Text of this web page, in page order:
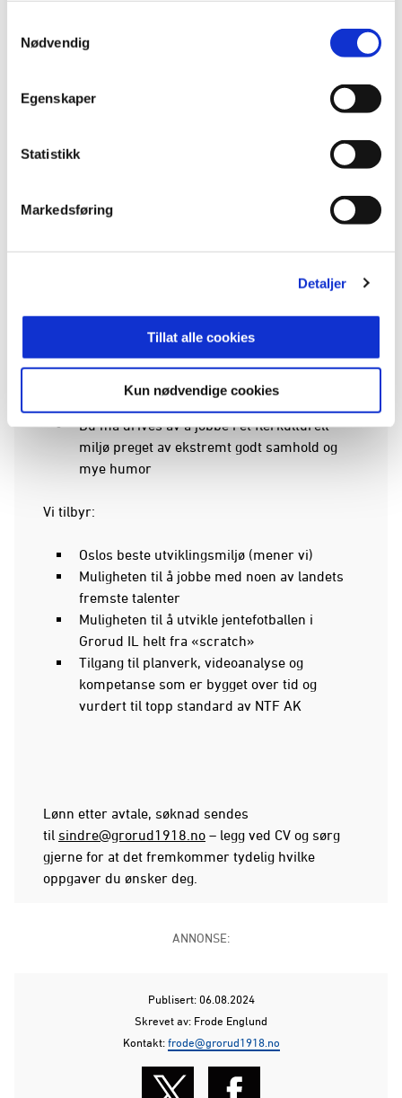
Nødvendig
Egenskaper
Statistikk
Markedsføring
Detaljer
Tillat alle cookies
Kun nødvendige cookies
Dersom du motiveres av å bidra til å utvikle
spillere fra hele Groruddalen, og har en drøm å
match. Det er nemlig en uttalt ambisjon hos oss at
Dermed må våre verdier og ambisjoner gå
overens, og med hardt arbeid og dedikasjon over
Du må være selvstendig og presis, og evne å
Du må være til å stole på: det du sier du skal
gjøre, gjør du
Du må ønske å samarbeide med kolleger, og
være åpen og tilgjengelig
Du må selvfølgelig ha ren vandelsattest
Du må drives av å jobbe i et flerkulturelt
miljø preget av ekstremt godt samhold og
mye humor
Vi tilbyr:
Oslos beste utviklingsmiljø (mener vi)
Muligheten til å jobbe med noen av landets
fremste talenter
Muligheten til å utvikle jentefotballen i
Grorud IL helt fra «scratch»
Tilgang til planverk, videoanalyse og
kompetanse som er bygget over tid og
vurdert til topp standard av NTF AK
Lønn etter avtale, søknad sendes
til sindre@grorud1918.no – legg ved CV og sørg
gjerne for at det fremkommer tydelig hvilke
oppgaver du ønsker deg.
ANNONSE:
Publisert: 06.08.2024
Skrevet av: Frode Englund
Kontakt:frode@grorud1918.no